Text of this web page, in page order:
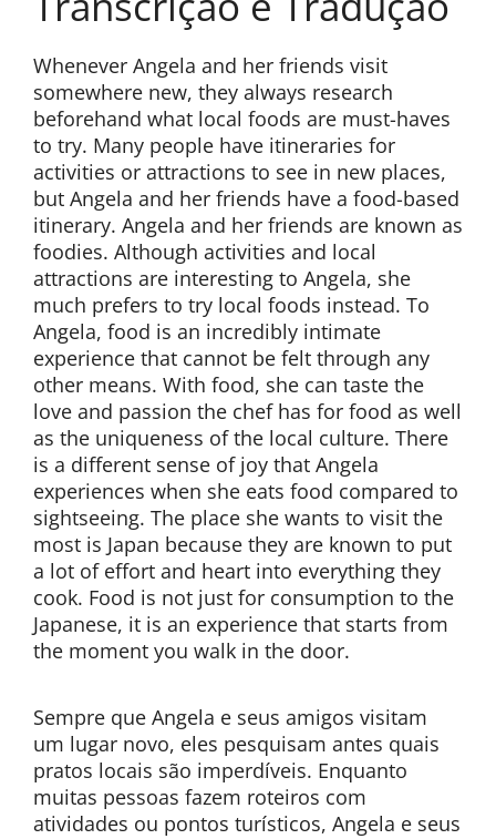
Whenever Angela and her friends visit
somewhere new, they always research
beforehand what local foods are must-haves
to try. Many people have itineraries for
activities or attractions to see in new places,
but Angela and her friends have a food-based
itinerary. Angela and her friends are known as
foodies. Although activities and local
attractions are interesting to Angela, she
much prefers to try local foods instead. To
Angela, food is an incredibly intimate
experience that cannot be felt through any
other means. With food, she can taste the
love and passion the chef has for food as well
as the uniqueness of the local culture. There
is a different sense of joy that Angela
experiences when she eats food compared to
sightseeing. The place she wants to visit the
most is Japan because they are known to put
a lot of effort and heart into everything they
cook. Food is not just for consumption to the
Japanese, it is an experience that starts from
the moment you walk in the door.
Sempre que Angela e seus amigos visitam
um lugar novo, eles pesquisam antes quais
pratos locais são imperdíveis. Enquanto
muitas pessoas fazem roteiros com
atividades ou pontos turísticos, Angela e seus